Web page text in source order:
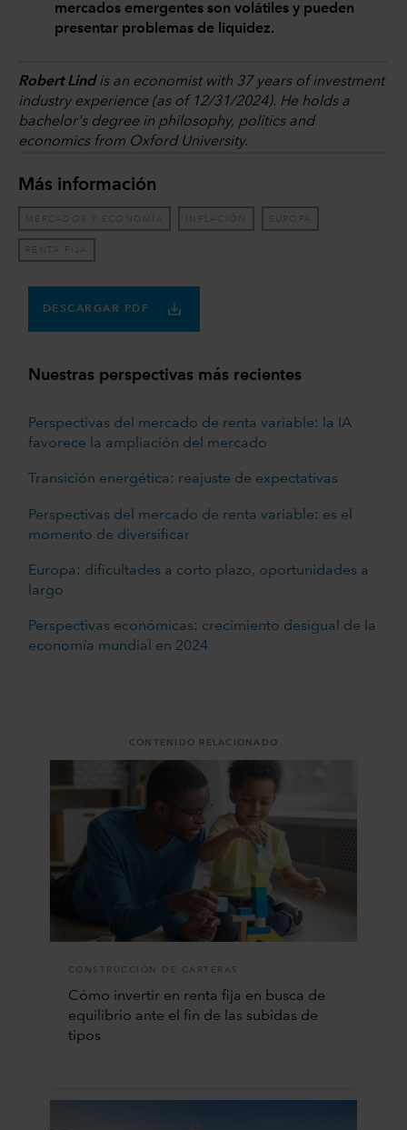
mercados emergentes son volátiles y pueden
presentar problemas de liquidez.
Robert Lindis an economist with 37 years of investment
industry experience (as of 12/31/2024). He holds a
bachelor's degree in philosophy, politics and
economics from Oxford University.
Más información
MERCADOS Y ECONOMÍA INFLACIÓN EUROPA
RENTA FIJA
DESCARGAR PDF
Nuestras perspectivas más recientes
Perspectivas del mercado de renta variable: la IA
favorece la ampliación del mercado
Transición energética: reajuste de expectativas
Perspectivas del mercado de renta variable: es el
momento de diversificar
Europa: dificultades a corto plazo, oportunidades a
largo
Perspectivas económicas: crecimiento desigual de la
economía mundial en 2024
CONTENIDO RELACIONADO
CONSTRUCCIÓN DE CARTERAS
Cómo invertir en renta fija en busca de
equilibrio ante el fin de las subidas de
tipos